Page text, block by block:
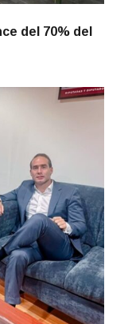
del 70% del